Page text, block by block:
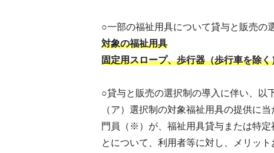
○一部の福祉用具について貸与と販売の
対象の福祉用具
固定用スロープ、歩行器（歩行車を除
○貸与と販売の選択制の導入に伴い、以
（ア）選択制の対象福祉用具の提供に
門員（※）が、福祉用具貸与または特定
とについて、利用者等に対し、メリッ